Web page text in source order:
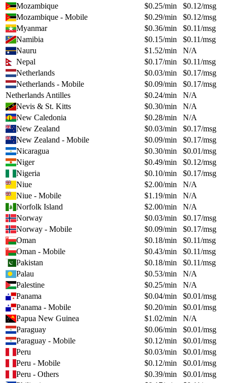
Mozambique
$0.25/min $0.12/msg
Mozambique - Mobile
$0.29/min $0.12/msg
Myanmar
$0.36/min $0.11/msg
Namibia
$0.15/min $0.11/msg
Nauru
$1.52/min
N/A
Nepal
$0.17/min $0.11/msg
Netherlands
$0.03/min $0.17/msg
Netherlands - Mobile
$0.09/min $0.17/msg
Netherlands Antilles
$0.24/min
N/A
Nevis & St. Kitts
$0.30/min
N/A
New Caledonia
$0.28/min
N/A
New Zealand
$0.03/min $0.17/msg
New Zealand - Mobile
$0.09/min $0.17/msg
Nicaragua
$0.30/min $0.01/msg
Niger
$0.49/min $0.12/msg
Nigeria
$0.10/min $0.17/msg
Niue
$2.00/min
N/A
Niue - Mobile
$1.19/min
N/A
Norfolk Island
$2.00/min
N/A
Norway
$0.03/min $0.17/msg
Norway - Mobile
$0.09/min $0.17/msg
Oman
$0.18/min $0.11/msg
Oman - Mobile
$0.43/min $0.11/msg
Pakistan
$0.18/min $0.11/msg
Palau
$0.53/min
N/A
Palestine
$0.25/min
N/A
Panama
$0.04/min $0.01/msg
Panama - Mobile
$0.20/min $0.01/msg
Papua New Guinea
$1.02/min
N/A
Paraguay
$0.06/min $0.01/msg
Paraguay - Mobile
$0.12/min $0.01/msg
Peru
$0.03/min $0.01/msg
Peru - Mobile
$0.12/min $0.01/msg
Peru - Others
$0.39/min $0.01/msg